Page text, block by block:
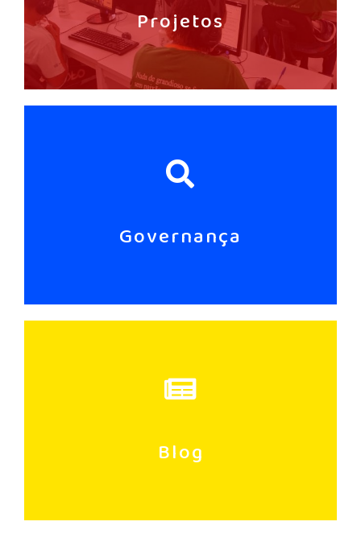
Projetos
Governança
Blog